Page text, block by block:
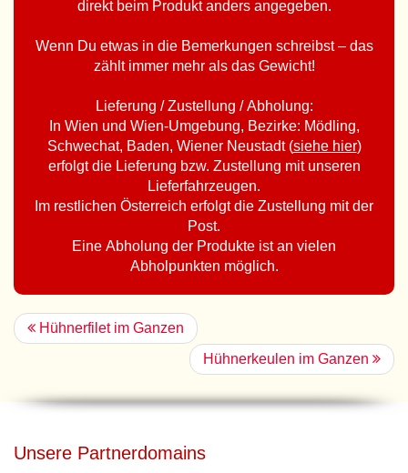
direkt beim Produkt anders angegeben.
Wenn Du etwas in die Bemerkungen schreibst – das
zählt immer mehr als das Gewicht!
Lieferung / Zustellung / Abholung:
In Wien und Wien-Umgebung, Bezirke: Mödling,
Schwechat, Baden, Wiener Neustadt (siehe hier)
erfolgt die Lieferung bzw. Zustellung mit unseren
Lieferfahrzeugen.
Im restlichen Österreich erfolgt die Zustellung mit der
Post.
Eine Abholung der Produkte ist an vielen
Abholpunkten möglich.
Hühnerfilet im Ganzen
Hühnerkeulen im Ganzen
Unsere Partnerdomains